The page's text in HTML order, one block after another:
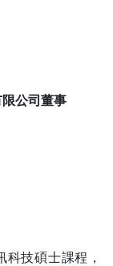
公司董事
技碩士課程，